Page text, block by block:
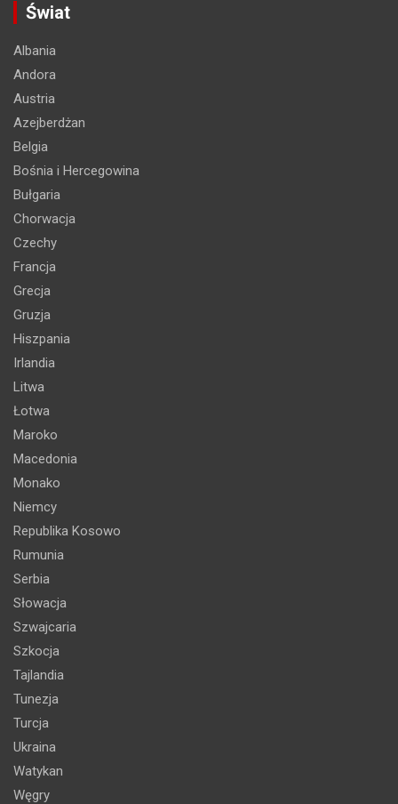
Świat
Albania
Andora
Austria
Azejberdżan
Belgia
Bośnia i Hercegowina
Bułgaria
Chorwacja
Czechy
Francja
Grecja
Gruzja
Hiszpania
Irlandia
Litwa
Łotwa
Maroko
Macedonia
Monako
Niemcy
Republika Kosowo
Rumunia
Serbia
Słowacja
Szwajcaria
Szkocja
Tajlandia
Tunezja
Turcja
Ukraina
Watykan
Węgry